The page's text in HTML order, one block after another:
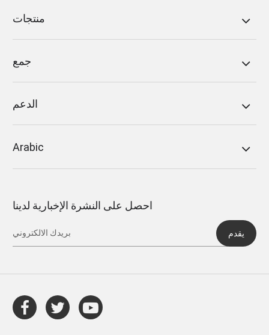
منتجات
جمع
الدعم
Arabic
احصل على النشرة الإخبارية لدينا
يقدم